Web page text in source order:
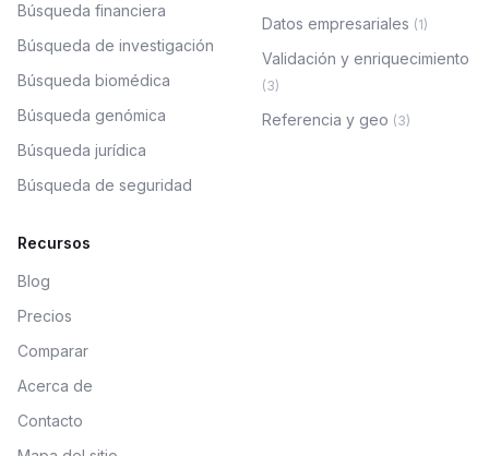
Búsqueda financiera
Búsqueda de investigación
Búsqueda biomédica
Búsqueda genómica
Búsqueda jurídica
Búsqueda de seguridad
Datos empresariales (1)
Validación y enriquecimiento
(3)
Referencia y geo (3)
Recursos
Blog
Precios
Comparar
Acerca de
Contacto